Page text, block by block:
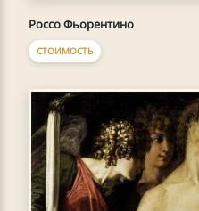
Россо Фьорентино
СТОИМОСТЬ